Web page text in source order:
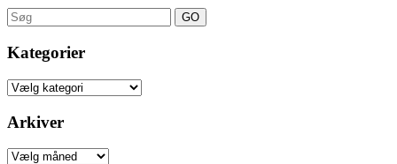
Search
for:
Kategorier
Kategorier
Arkiver
Arkiver